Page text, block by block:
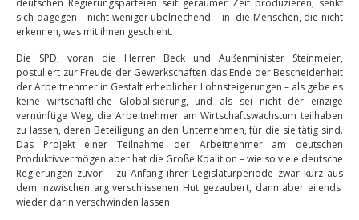
sich dagegen – nicht weniger übelriechend – in die Menschen, die nicht
erkennen, was mit ihnen geschieht.
Die SPD, voran die Herren Beck und Außenminister Steinmeier,
postuliert zur Freude der Gewerkschaften das Ende der Bescheidenheit
der Arbeitnehmer in Gestalt erheblicher Lohnsteigerungen – als gebe es
keine wirtschaftliche Globalisierung, und als sei nicht der einzige
vernünftige Weg, die Arbeitnehmer am Wirtschaftswachstum teilhaben
zu lassen, deren Beteiligung an den Unternehmen, für die sie tätig sind.
Das Projekt einer Teilnahme der Arbeitnehmer am deutschen
Produktivvermögen aber hat die Große Koalition – wie so viele deutsche
Regierungen zuvor – zu Anfang ihrer Legislaturperiode zwar kurz aus
dem inzwischen arg verschlissenen Hut gezaubert, dann aber eilends
wieder darin verschwinden lassen.